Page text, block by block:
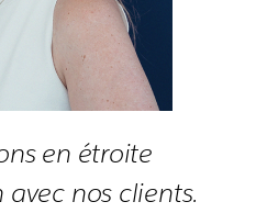
en étroite
nos clients.